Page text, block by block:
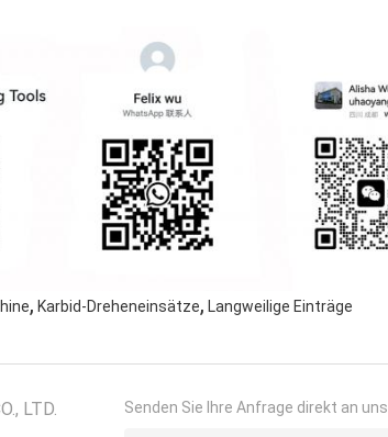
, Karbid-Dreheneinsätze, Langweilige Einträge
LTD. Senden Sie Ihre Anfrage direkt an uns